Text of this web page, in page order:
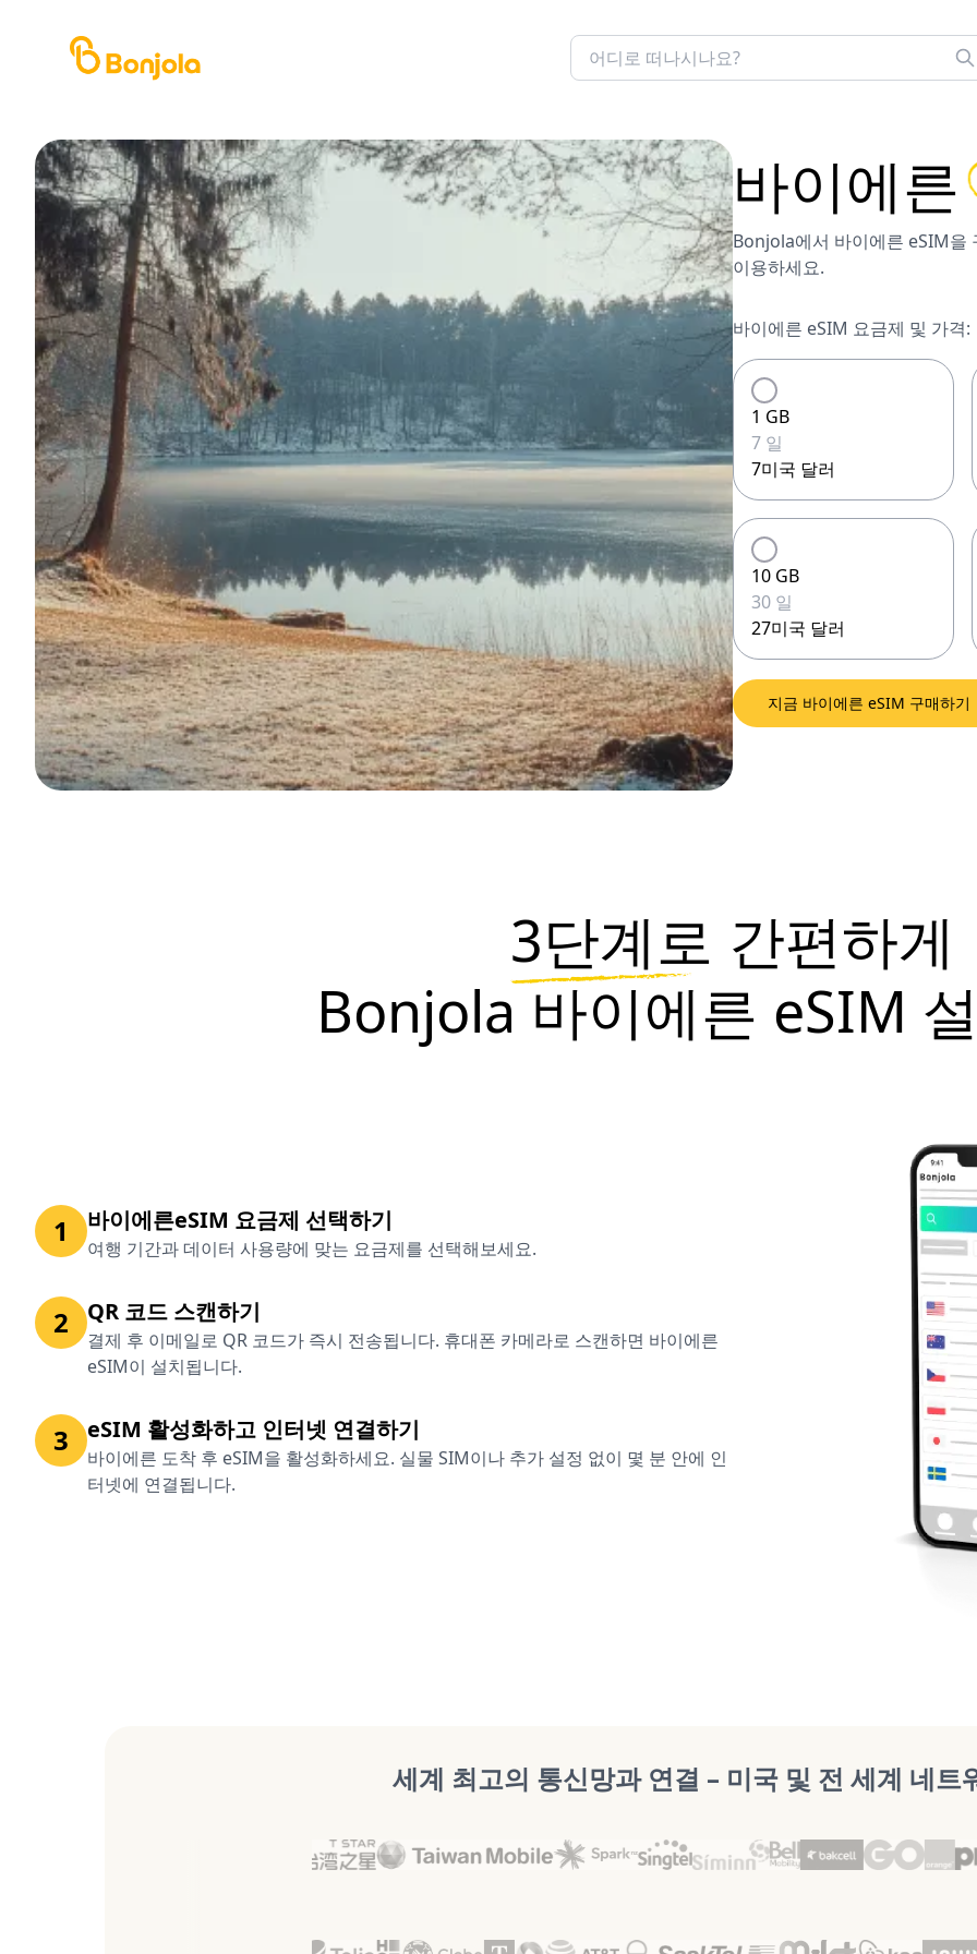
바이에른
Bonjola에서 바이에른 eSIM을
이용하세요.
바이에른 eSIM 요금제 및 가격:
1 GB
7 일
7미국 달러
10 GB
30 일
27미국 달러
지금 바이에른 eSIM 구매하기
3단계로 간편하게
Bonjola 바이에른 eSIM
1 바이에른eSIM 요금제 선택하기
여행 기간과 데이터 사용량에 맞는 요금제를 선택해보세요.
2 QR 코드 스캔하기
결제 후 이메일로 QR 코드가 즉시 전송됩니다. 휴대폰 카메라로 스캔하면 바이에른
eSIM이 설치됩니다.
3 eSIM 활성화하고 인터넷 연결하기
바이에른 도착 후 eSIM을 활성화하세요. 실물 SIM이나 추가 설정 없이 몇 분 안에 인
터넷에 연결됩니다.
세계 최고의 통신망과 연결 – 미국 및 전 세계 네트